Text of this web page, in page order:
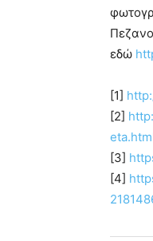
εδώ
[1]
[2]
[3]
[4]